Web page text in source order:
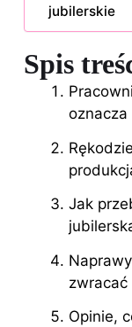
jubilerskie
Spis
Jak
zwracać
Opinie,